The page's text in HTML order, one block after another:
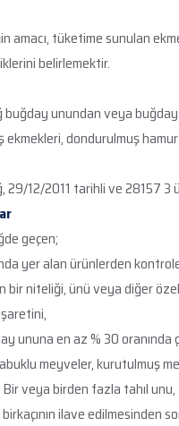
amacı, tüketime sunulan
belirlemektir.
buğday unundan veya buğday
ekmekleri, dondurulmuş
29/12/2011 tarihli ve 28157 3
geçen;
yer alan ürünlerden
niteliği, ünü veya diğer
ununa en az % 30 oranında
meyveler, kurutulmuş
veya birden fazla tahıl
ilave edilmesinden